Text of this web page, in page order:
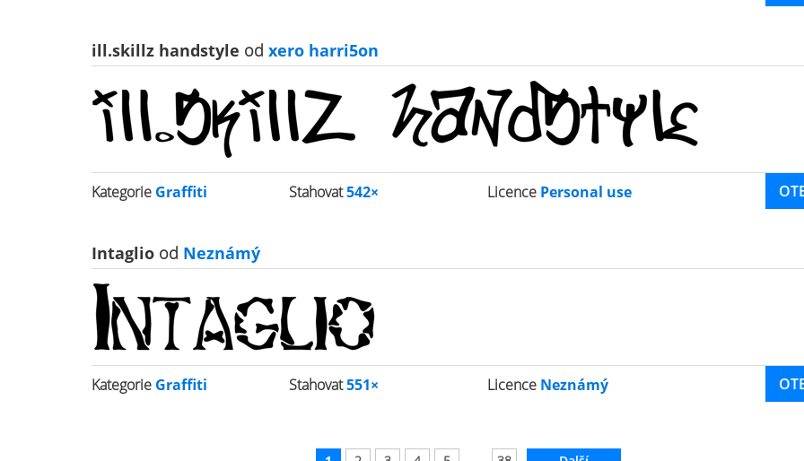
ill.skillz handstyle od xero harri5on
Kategorie Graffiti Stahovat542× Licence Personal use
Intaglio od Neznámý
Kategorie Graffiti Stahovat551× Licence Neznámý